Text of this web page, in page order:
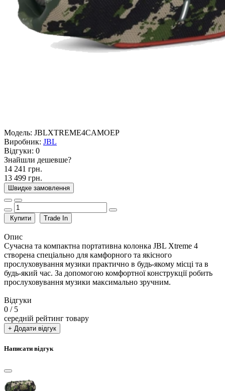
Модель: JBLXTREME4CAMOEP
Виробник: JBL
Відгуки: 0
Знайшли дешевше?
14 241 грн.
13 499 грн.
Швидке замовлення
Купити Trade In
Опис
Сучасна та компактна портативна колонка JBL Xtreme 4
створена спеціально для камфорного та якісного
прослуховування музики практично в будь-якому місці та в
будь-який час. За допомогою комфортної конструкції робить
прослуховування музики максимально зручним.
Відгуки
0 / 5
середній рейтинг товару
+ Додати відгук
Написати відгук